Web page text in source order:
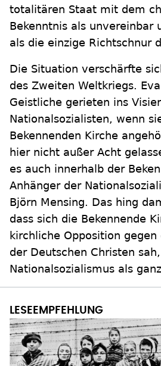
totalitären Staat mit dem
Bekenntnis als unvereinbar
als die einzige Richtschnur
Die Situation verschärfte
des Zweiten Weltkriegs.
Geistliche gerieten ins
Nationalsozialisten, wenn
Bekennenden Kirche
hier nicht außer Acht
es auch innerhalb der
Anhänger der
Björn Mensing. Das hing
dass sich die Bekennende
kirchliche Opposition
der Deutschen Christen
Nationalsozialismus als